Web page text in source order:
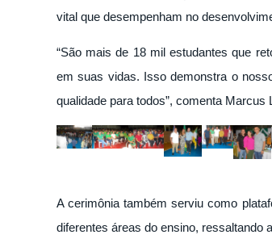
vital que desempenham no
“São mais de 18 mil estudantes que
em suas vidas. Isso demonstra o
qualidade para todos”, comenta
A cerimônia também serviu como
diferentes áreas do ensino, ressaltando